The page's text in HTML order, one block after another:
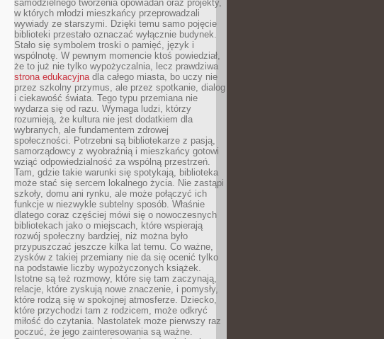
samodzielnego tworzenia opowiadań oraz projekty,
w których młodzi mieszkańcy przeprowadzali
wywiady ze starszymi. Dzięki temu samo pojęcie
biblioteki przestało oznaczać wyłącznie budynek.
Stało się symbolem troski o pamięć, język i
wspólnotę. W pewnym momencie ktoś powiedział,
że to już nie tylko wypożyczalnia, lecz prawdziwa
strona edukacyjnadla całego miasta, bo uczy nie
przez szkolny przymus, ale przez spotkanie, dialog
i ciekawość świata. Tego typu przemiana nie
wydarza się od razu. Wymaga ludzi, którzy
rozumieją, że kultura nie jest dodatkiem dla
wybranych, ale fundamentem zdrowej
społeczności. Potrzebni są bibliotekarze z pasją,
samorządowcy z wyobraźnią i mieszkańcy gotowi
wziąć odpowiedzialność za wspólną przestrzeń.
Tam, gdzie takie warunki się spotykają, biblioteka
może stać się sercem lokalnego życia. Nie zastąpi
szkoły, domu ani rynku, ale może połączyć ich
funkcje w niezwykle subtelny sposób. Właśnie
dlatego coraz częściej mówi się o nowoczesnych
bibliotekach jako o miejscach, które wspierają
rozwój społeczny bardziej, niż można było
przypuszczać jeszcze kilka lat temu. Co ważne,
zysków z takiej przemiany nie da się ocenić tylko
na podstawie liczby wypożyczonych książek.
Istotne są też rozmowy, które się tam zaczynają,
relacje, które zyskują nowe znaczenie, i pomysły,
które rodzą się w spokojnej atmosferze. Dziecko,
które przychodzi tam z rodzicem, może odkryć
miłość do czytania. Nastolatek może pierwszy raz
poczuć, że jego zainteresowania są ważne.